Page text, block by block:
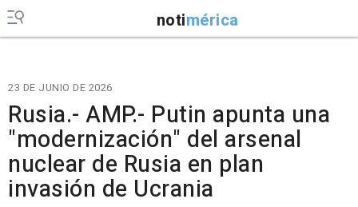
notimérica
23 DE JUNIO DE 2026
Rusia.- AMP.- Putin apunta una
"modernización" del arsenal
nuclear de Rusia en plan
invasión de Ucrania